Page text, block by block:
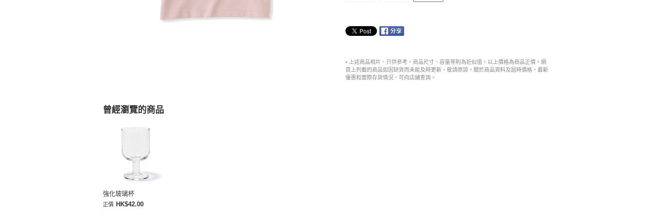
• 上述商品相片、只供參考。商品尺寸、容量等則為近似值。以上價格為商品正價。網
頁上列載的商品如因缺貨而未能及時更新，敬請原諒。關於商品資料及屆時價格、最新
優惠和實際存貨情況，可向店舖查詢。
曾經瀏覽的商品
強化玻璃杯
正價 HK$42.00